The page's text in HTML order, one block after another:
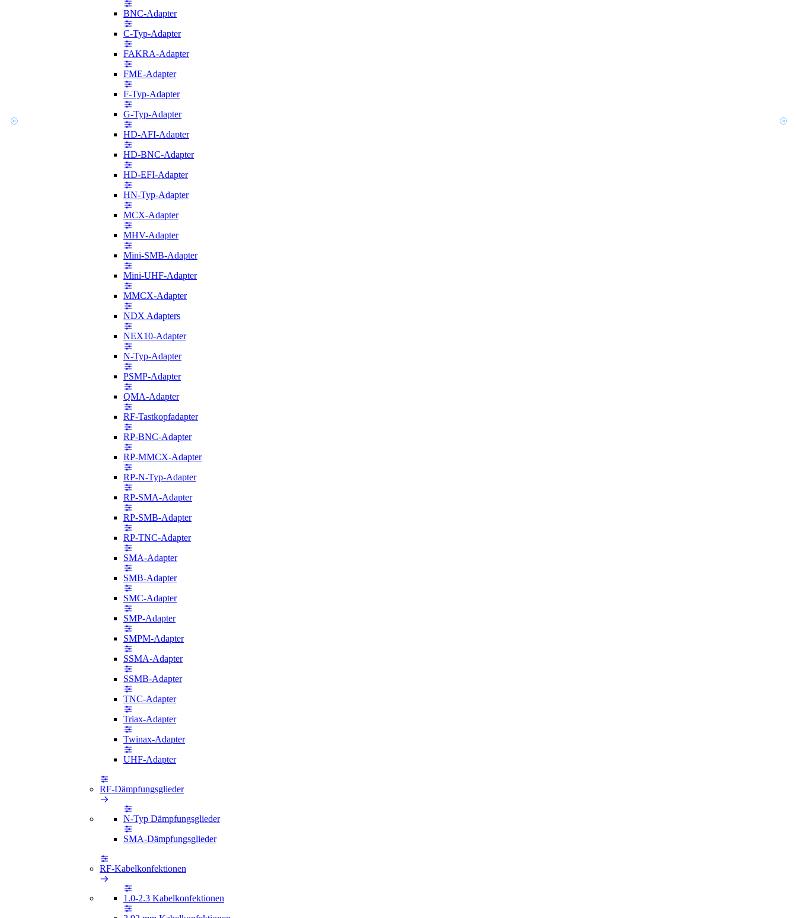
BNC-Adapter
C-Typ-Adapter
FAKRA-Adapter
FME-Adapter
F-Typ-Adapter
G-Typ-Adapter
HD-AFI-Adapter
HD-BNC-Adapter
HD-EFI-Adapter
HN-Typ-Adapter
MCX-Adapter
MHV-Adapter
Mini-SMB-Adapter
Mini-UHF-Adapter
MMCX-Adapter
NDX Adapters
NEX10-Adapter
N-Typ-Adapter
PSMP-Adapter
QMA-Adapter
RF-Tastkopfadapter
RP-BNC-Adapter
RP-MMCX-Adapter
RP-N-Typ-Adapter
RP-SMA-Adapter
RP-SMB-Adapter
RP-TNC-Adapter
SMA-Adapter
SMB-Adapter
SMC-Adapter
SMP-Adapter
SMPM-Adapter
SSMA-Adapter
SSMB-Adapter
TNC-Adapter
Triax-Adapter
Twinax-Adapter
UHF-Adapter
RF-Dämpfungsglieder
N-Typ Dämpfungsglieder
SMA-Dämpfungsglieder
RF-Kabelkonfektionen
1.0-2.3 Kabelkonfektionen